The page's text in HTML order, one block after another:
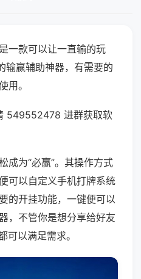
一款可以让一直输的玩
输赢辅助神器，有需要的
用。
549552478 进群获取软
成为“必赢”。其操作方式
可以自定义手机打牌系统
的开挂功能，一键便可以
，不管你是想分享给好友
可以满足需求。